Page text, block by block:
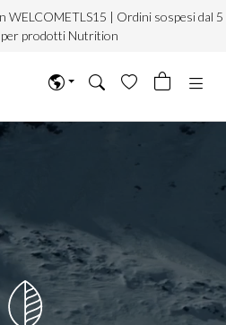
WELCOMETLS15 | Ordini sospesi dal 5
per prodotti Nutrition